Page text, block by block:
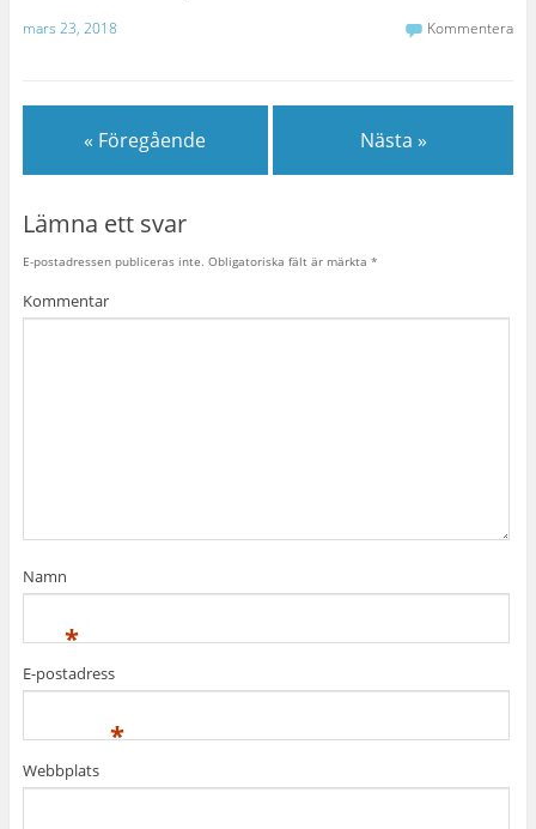
mars 23, 2018 Kommentera
« Föregående Nästa »
Lämna ett svar
E-postadressen publiceras inte. Obligatoriska fält är märkta *
Kommentar
Namn
*
E-postadress
*
Webbplats